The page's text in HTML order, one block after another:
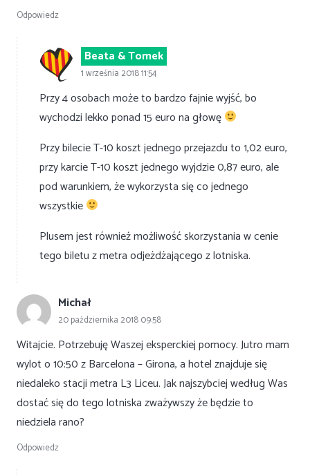
Odpowiedz
Beata & Tomek
1 września 2018 11:54
Przy 4 osobach może to bardzo fajnie wyjść, bo
wychodzi lekko ponad 15 euro na głowę
Przy bilecie T-10 koszt jednego przejazdu to 1,02 euro,
przy karcie T-10 koszt jednego wyjdzie 0,87 euro, ale
pod warunkiem, że wykorzysta się co jednego
wszystkie
Plusem jest również możliwość skorzystania w cenie
tego biletu z metra odjeżdżającego z lotniska.
Michał
20 października 2018 09:58
Witajcie. Potrzebuję Waszej eksperckiej pomocy. Jutro mam
wylot o 10:50 z Barcelona – Girona, a hotel znajduje się
niedaleko stacji metra L3 Liceu. Jak najszybciej według Was
dostać się do tego lotniska zważywszy że będzie to
niedziela rano?
Odpowiedz